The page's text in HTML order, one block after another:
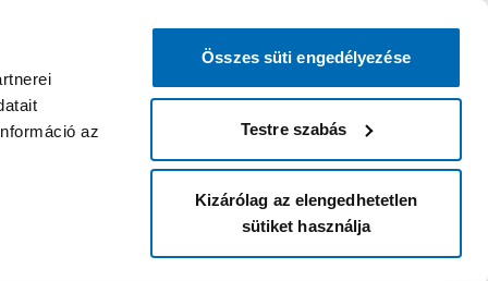
az
Összes süti engedélyezése
Testre szabás
Kizárólag az elengedhetetlen
sütiket használja
bejelentkezni?
Belépés Listáim
Áruházak és szolgáltatások